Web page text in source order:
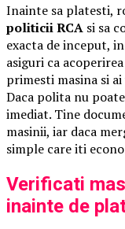
Inainte sa platesti,
politicii RCA si sa
exacta de inceput,
asiguri ca
primesti masina si
Daca polita nu
imediat. Tine
masinii, iar daca
simple care iti
Verificati
inainte de